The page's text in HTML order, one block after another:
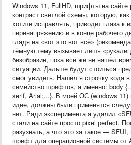
Windows 11, FullHD, шрифты на
контраст светлой схемы, которую,
хотите исправлять, приводит глаза к
перенапряжению и в конце рабочего
глядя на «вот это вот всё»
тёмную тему вызывает лишь
безобразие, пока всё же не нашёл
ситуации. Дальше будут стоиться
смог увидеть. Нашёл я строчку кода
семейство шрифтов, а именно: body
serif, Arial;...}. В моей ОС (windows
идее, должны были применятся
нет. Ради эксперимента я удалил
стали на сайте просто pixel perfect.
разузнать, а что это за такое — SFUI,
шрифт для операционной системы от